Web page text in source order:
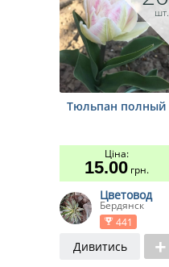
шт.
Тюльпан полный
Ціна:
15.00грн.
Цветовод
Бердянск
441
Дивитись